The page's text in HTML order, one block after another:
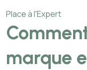
Place à l'Expert
marque